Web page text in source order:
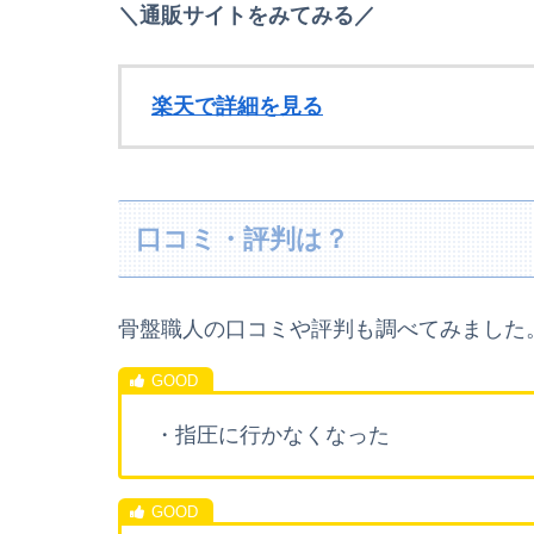
＼通販サイトをみてみる／
楽天で詳細を見る
口コミ・評判は？
骨盤職人の口コミや評判も調べてみました
・指圧に行かなくなった